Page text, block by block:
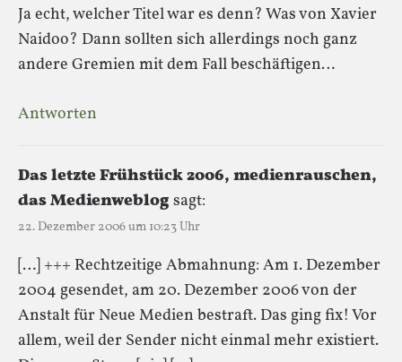
Ja echt, welcher Titel war es denn? Was von Xavier
Naidoo? Dann sollten sich allerdings noch ganz
andere Gremien mit dem Fall beschäftigen…
Antworten
Das letzte Frühstück 2006, medienrauschen,
das Medienweblogsagt:
22. Dezember 2006 um 10:23 Uhr
[…] +++ Rechtzeitige Abmahnung: Am 1. Dezember
2004 gesendet, am 20. Dezember 2006 von der
Anstalt für Neue Medien bestraft. Das ging fix! Vor
allem, weil der Sender nicht einmal mehr existiert.